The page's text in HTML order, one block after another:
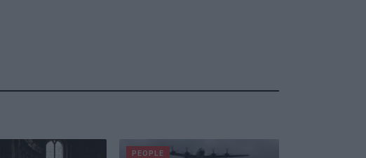
PEOPLE